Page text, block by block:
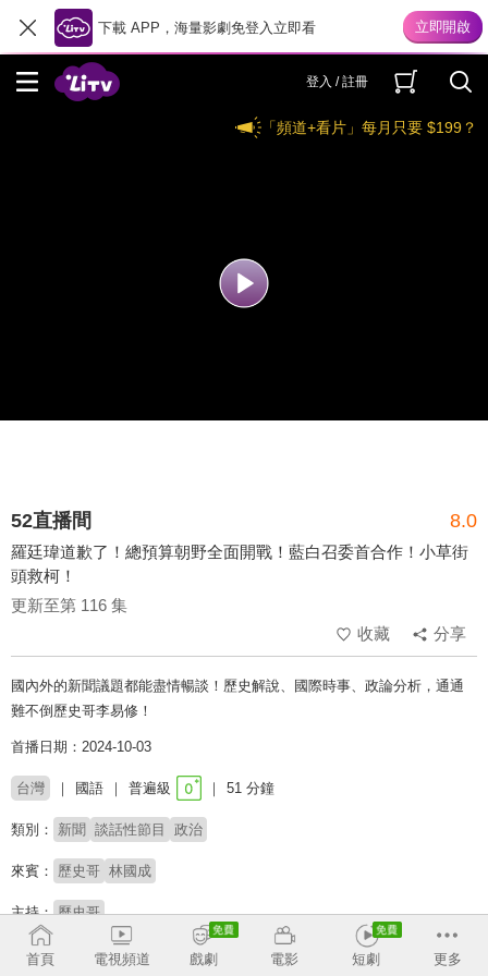
下載 APP，海量影劇免登入立即看
登入 / 註冊
「頻道+看片」每月只要 $199？
52直播間 8.0
羅廷瑋道歉了！總預算朝野全面開戰！藍白召委首合作！小草街
頭救柯！
更新至第 116 集
收藏
分享
國內外的新聞議題都能盡情暢談！歷史解說、國際時事、政論分析，通通
難不倒歷史哥李易修！
首播日期：2024-10-03
台灣 國語 普遍級 51 分鐘
類別： 新聞 談話性節目 政治
來賓： 歷史哥 林國成
主持： 歷史哥
首頁 電視頻道 戲劇 電影 短劇 更多